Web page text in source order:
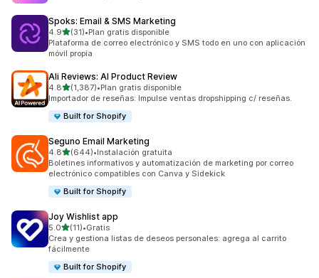
Spoks: Email & SMS Marketing
4.9de 5 estrellas
(31)
31 reseñas en total
•Plan gratis disponible
Plataforma de correo electrónico y SMS todo en uno con aplicación
móvil propia
Ali Reviews: AI Product Review
4.8de 5 estrellas
(1,387)
1387 reseñas en total
•Plan gratis disponible
Importador de reseñas: Impulse ventas dropshipping c/ reseñas.
Built for Shopify
Seguno Email Marketing
4.8de 5 estrellas
(644)
644 reseñas en total
•Instalación gratuita
Boletines informativos y automatización de marketing por correo
electrónico compatibles con Canva y Sidekick
Built for Shopify
Joy Wishlist app
5.0de 5 estrellas
(11)
11 reseñas en total
•Gratis
Crea y gestiona listas de deseos personales: agrega al carrito
fácilmente
Built for Shopify